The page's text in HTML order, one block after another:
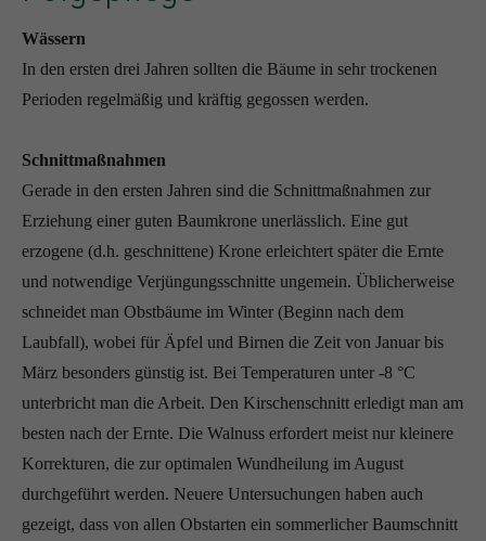
Wässern
In den ersten drei Jahren sollten die Bäume in sehr trockenen
Perioden regelmäßig und kräftig gegossen werden.
Schnittmaßnahmen
Gerade in den ersten Jahren sind die Schnittmaßnahmen zur
Erziehung einer guten Baumkrone unerlässlich. Eine gut
erzogene (d.h. geschnittene) Krone erleichtert später die Ernte
und notwendige Verjüngungsschnitte ungemein. Üblicherweise
schneidet man Obstbäume im Winter (Beginn nach dem
Laubfall), wobei für Äpfel und Birnen die Zeit von Januar bis
März besonders günstig ist. Bei Temperaturen unter -8 °C
unterbricht man die Arbeit. Den Kirschenschnitt erledigt man am
besten nach der Ernte. Die Walnuss erfordert meist nur kleinere
Korrekturen, die zur optimalen Wundheilung im August
durchgeführt werden. Neuere Untersuchungen haben auch
gezeigt, dass von allen Obstarten ein sommerlicher Baumschnitt